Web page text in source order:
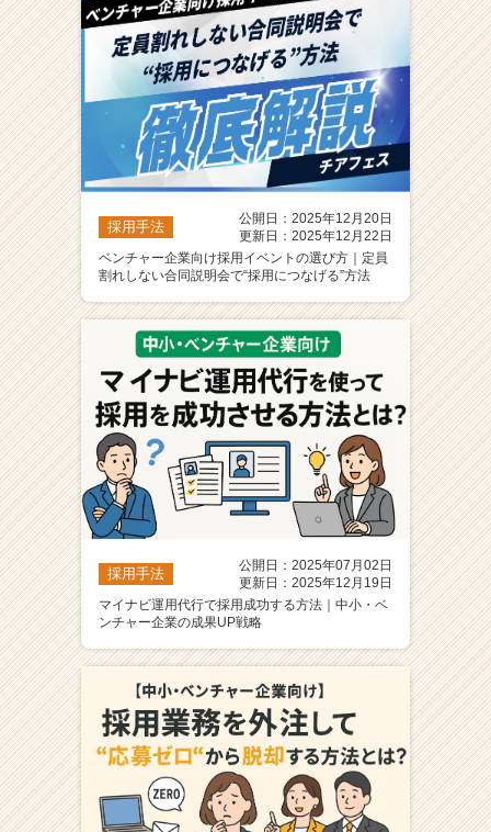
採用手法
公開日：2025年12月20日
更新日：2025年12月22日
ベンチャー企業向け採用イベントの選び方｜定員
割れしない合同説明会で“採用につなげる”方法
採用手法
公開日：2025年07月02日
更新日：2025年12月19日
マイナビ運用代行で採用成功する方法｜中小・ベ
ンチャー企業の成果UP戦略